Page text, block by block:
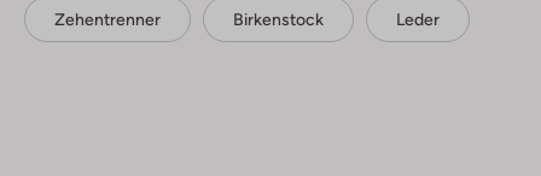
Zehentrenner Birkenstock Leder